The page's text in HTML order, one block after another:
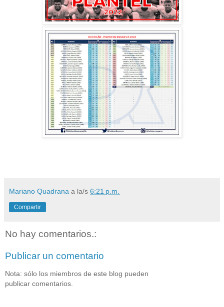
Mariano Quadrana a la/s 6:21 p.m.
Compartir
No hay comentarios.:
Publicar un comentario
Nota: sólo los miembros de este blog pueden
publicar comentarios.